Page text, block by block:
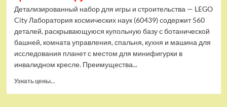
Детализированный набор для игры и строительства — LEGO
City Лаборатория космических наук (60439) содержит 560
деталей, раскрывающуюся купольную базу с ботанической
башней, комната управления, спальня, кухня и машина для
исследования планет с местом для минифигурки в
инвалидном кресле. Преимущества...
Узнать цены...